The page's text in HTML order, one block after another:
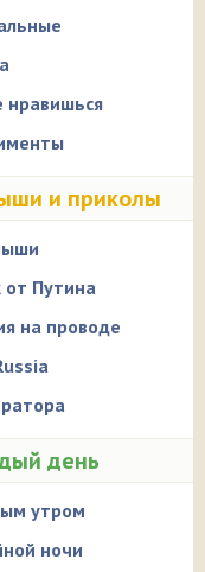
нравишься
и приколы
от Путина
на проводе
день
утром
ночи